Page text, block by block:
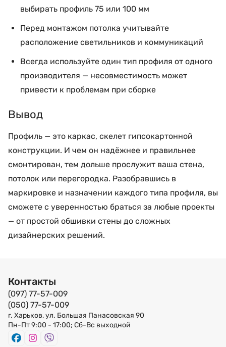
выбирать профиль 75 или 100 мм
Перед монтажом потолка учитывайте
расположение светильников и коммуникаций
Всегда используйте один тип профиля от одного
производителя — несовместимость может
привести к проблемам при сборке
Вывод
Профиль — это каркас, скелет гипсокартонной
конструкции. И чем он надёжнее и правильнее
смонтирован, тем дольше прослужит ваша стена,
потолок или перегородка. Разобравшись в
маркировке и назначении каждого типа профиля, вы
сможете с уверенностью браться за любые проекты
— от простой обшивки стены до сложных
дизайнерских решений.
Контакты
(097) 77-57-009
(050) 77-57-009
г. Харьков, ул. Большая Панасовская 90
Пн-Пт 9:00 - 17:00; Сб-Вс выходной